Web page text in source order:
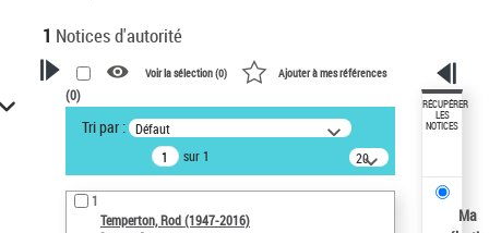
1 Notices d'autorité
VOTRE RECHERCHE
Recherche avancée dans les
notices d’autorité
Œuvres liées à l'auteur :
Temperton, Rod (1947-2016)
Voir la sélection (0) Ajouter à mes références
(0)
Tri par : Défaut
sur 1
20
résultats/page
1
Temperton, Rod (1947-2016)
RÉCUPÉRER
LES
NOTICES
Ma